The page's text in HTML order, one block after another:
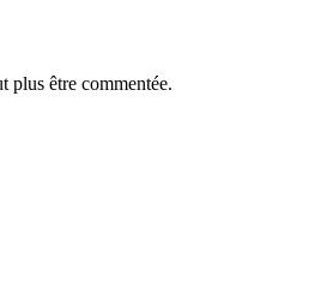
plus être commentée.